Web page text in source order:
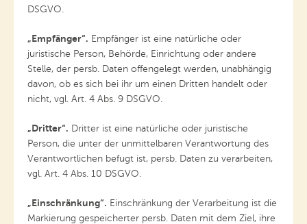
DSGVO.
„Empfänger“. Empfänger ist eine natürliche oder
juristische Person, Behörde, Einrichtung oder andere
Stelle, der persb. Daten offengelegt werden, unabhängig
davon, ob es sich bei ihr um einen Dritten handelt oder
nicht, vgl. Art. 4 Abs. 9 DSGVO.
„Dritter“. Dritter ist eine natürliche oder juristische
Person, die unter der unmittelbaren Verantwortung des
Verantwortlichen befugt ist, persb. Daten zu verarbeiten,
vgl. Art. 4 Abs. 10 DSGVO.
„Einschränkung“. Einschränkung der Verarbeitung ist die
Markierung gespeicherter persb. Daten mit dem Ziel, ihre